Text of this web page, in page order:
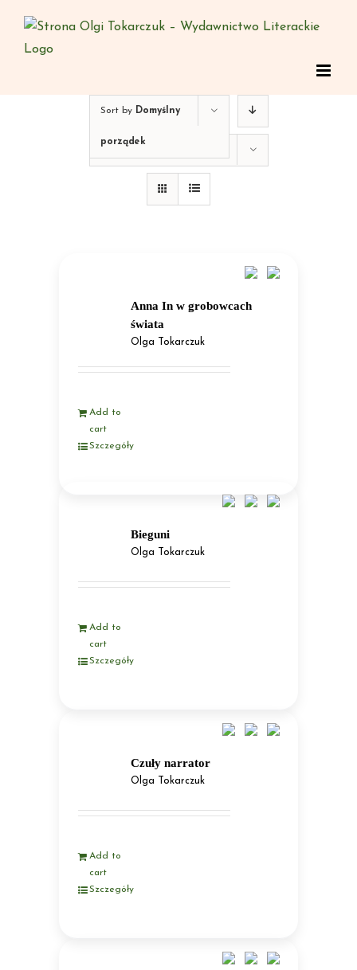
content
Sort by Domyślny
porządek
Show12 Products
Anna In w grobowcach
świata
Olga Tokarczuk
Add to
cart
Szczegóły
Bieguni
Olga Tokarczuk
Add to
cart
Szczegóły
Czuły narrator
Olga Tokarczuk
Add to
cart
Szczegóły